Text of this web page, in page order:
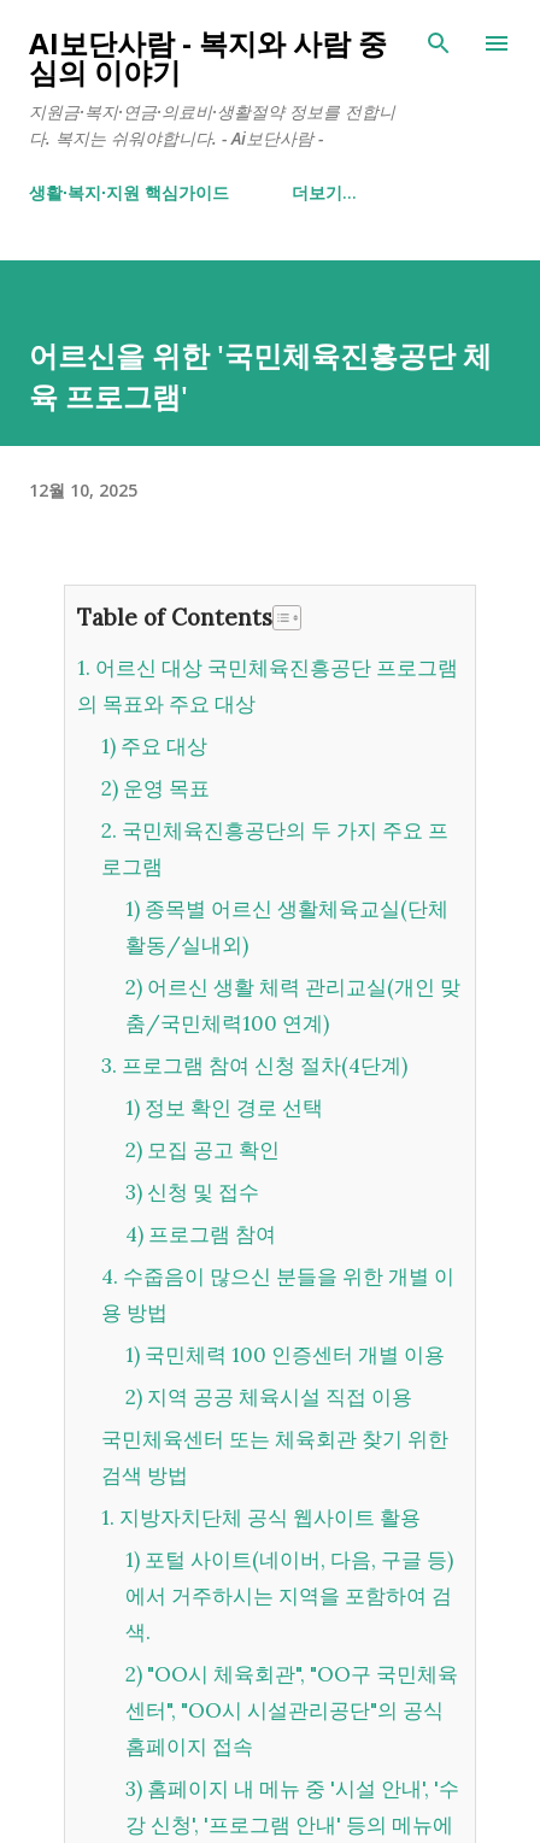
기본 콘텐츠로 건너뛰기
AI보단사람 - 복지와 사람 중
심의 이야기
지원금·복지·연금·의료비·생활절약 정보를 전합니
다. 복지는 쉬워야합니다. - Ai보단사람 -
생활∙복지∙지원 핵심가이드 더보기…
어르신을 위한 '국민체육진흥공단 체
육 프로그램'
12월 10, 2025
Table of Contents
1. 어르신 대상 국민체육진흥공단 프로그램
의 목표와 주요 대상
1) 주요 대상
2) 운영 목표
2. 국민체육진흥공단의 두 가지 주요 프
로그램
1) 종목별 어르신 생활체육교실(단체
활동/실내외)
2) 어르신 생활 체력 관리교실(개인 맞
춤/국민체력100 연계)
3. 프로그램 참여 신청 절차(4단계)
1) 정보 확인 경로 선택
2) 모집 공고 확인
3) 신청 및 접수
4) 프로그램 참여
4. 수줍음이 많으신 분들을 위한 개별 이
용 방법
1) 국민체력 100 인증센터 개별 이용
2) 지역 공공 체육시설 직접 이용
국민체육센터 또는 체육회관 찾기 위한
검색 방법
1. 지방자치단체 공식 웹사이트 활용
1) 포털 사이트(네이버, 다음, 구글 등)
에서 거주하시는 지역을 포함하여 검
색.
2) "OO시 체육회관", "OO구 국민체육
센터", "OO시 시설관리공단"의 공식
홈페이지 접속
3) 홈페이지 내 메뉴 중 '시설 안내', '수
강 신청', '프로그램 안내' 등의 메뉴에